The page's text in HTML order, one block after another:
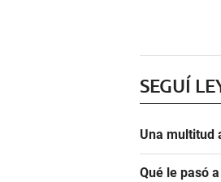
SEGUÍ
Una multitud
Qué le pasó